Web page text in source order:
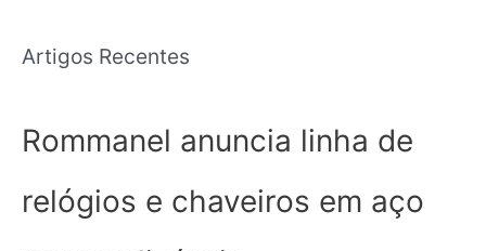
Artigos Recentes
Rommanel anuncia linha de
relógios e chaveiros em aço